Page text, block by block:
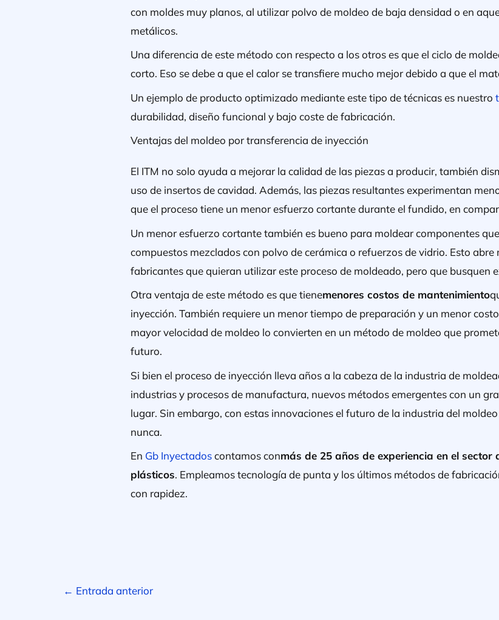
con moldes muy planos, al utilizar polvo de moldeo de baja densidad o en
metálicos.
Una diferencia de este método con respecto a los otros es que el ciclo de
corto. Eso se debe a que el calor se transfiere mucho mejor debido a que el
Un ejemplo de producto optimizado mediante este tipo de técnicas es nuestro
durabilidad, diseño funcional y bajo coste de fabricación.
Ventajas del moldeo por transferencia de inyección
El ITM no solo ayuda a mejorar la calidad de las piezas a producir, también
uso de insertos de cavidad. Además, las piezas resultantes experimentan
que el proceso tiene un menor esfuerzo cortante durante el fundido, en
Un menor esfuerzo cortante también es bueno para moldear componentes
compuestos mezclados con polvo de cerámica o refuerzos de vidrio. Esto
fabricantes que quieran utilizar este proceso de moldeado, pero que busquen
Otra ventaja de este método es que tienemenores costos de mantenimiento
inyección. También requiere un menor tiempo de preparación y un menor
mayor velocidad de moldeo lo convierten en un método de moldeo que
futuro.
Si bien el proceso de inyección lleva años a la cabeza de la industria de
industrias y procesos de manufactura, nuevos métodos emergentes con un
lugar. Sin embargo, con estas innovaciones el futuro de la industria del
nunca.
En Gb Inyectadoscontamos conmás de 25 años de experiencia en el sector
plásticos. Empleamos tecnología de punta y los últimos métodos de
con rapidez.
← Entrada anterior